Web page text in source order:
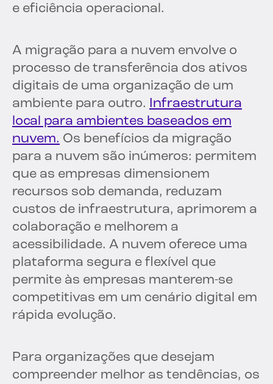
e eficiência operacional.
A migração para a nuvem envolve o
processo de transferência dos ativos
digitais de uma organização de um
ambiente para outro. Infraestrutura
local para ambientes baseados em
nuvem. Os benefícios da migração
para a nuvem são inúmeros: permitem
que as empresas dimensionem
recursos sob demanda, reduzam
custos de infraestrutura, aprimorem a
colaboração e melhorem a
acessibilidade. A nuvem oferece uma
plataforma segura e flexível que
permite às empresas manterem-se
competitivas em um cenário digital em
rápida evolução.
Para organizações que desejam
compreender melhor as tendências, os